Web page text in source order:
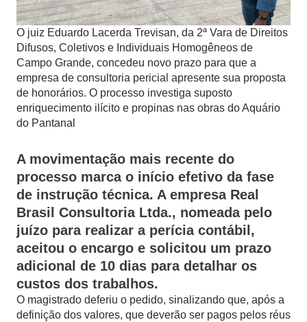
O juiz Eduardo Lacerda Trevisan, da 2ª Vara de Direitos
Difusos, Coletivos e Individuais Homogêneos de
Campo Grande, concedeu novo prazo para que a
empresa de consultoria pericial apresente sua proposta
de honorários. O processo investiga suposto
enriquecimento ilícito e propinas nas obras do Aquário
do Pantanal
A movimentação mais recente do
processo marca o início efetivo da fase
de instrução técnica. A empresa Real
Brasil Consultoria Ltda., nomeada pelo
juízo para realizar a perícia contábil,
aceitou o encargo e solicitou um prazo
adicional de 10 dias para detalhar os
custos dos trabalhos.
O magistrado deferiu o pedido, sinalizando que, após a
definição dos valores, que deverão ser pagos pelos réus